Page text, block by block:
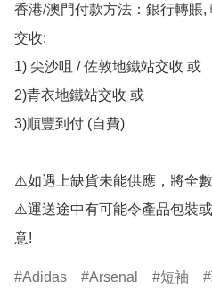
香港/澳門付款方法：銀行轉賬,
交收:
1) 尖沙咀 / 佐敦地鐵站交收 或
2)青衣地鐵站交收 或
3)順豐到付 (自費)
⚠️如遇上缺貨未能供應，將全
⚠️運送途中有可能令產品包裝
意!
Adidas Arsenal 短袖